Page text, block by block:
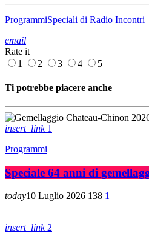
ProgrammiSpeciali di Radio Incontri
email
Rate it
1
2 3 4 5
Ti potrebbe piacere anche
insert_link 1
Programmi
Speciale 64 anni di
today10 Luglio 2026 138 1
insert_link 2